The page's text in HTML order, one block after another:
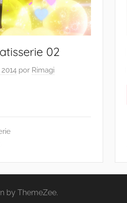
02
por Rimagi
by ThemeZee.